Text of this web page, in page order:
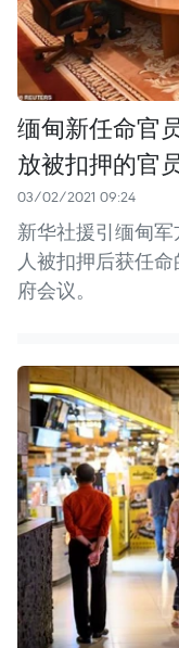
缅甸新任命官
放被扣押的官
03/02/2021 09:24
新华社援引缅甸
人被扣押后获任
府会议。